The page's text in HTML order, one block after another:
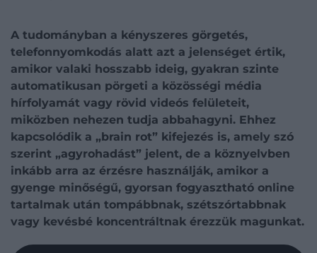
A tudományban a kényszeres görgetés,
telefonnyomkodás alatt azt a jelenséget értik,
amikor valaki hosszabb ideig, gyakran szinte
automatikusan pörgeti a közösségi média
hírfolyamát vagy rövid videós felületeit,
miközben nehezen tudja abbahagyni. Ehhez
kapcsolódik a „brain rot” kifejezés is, amely szó
szerint „agyrohadást” jelent, de a köznyelvben
inkább arra az érzésre használják, amikor a
gyenge minőségű, gyorsan fogyasztható online
tartalmak után tompábbnak, szétszórtabbnak
vagy kevésbé koncentráltnak érezzük magunkat.